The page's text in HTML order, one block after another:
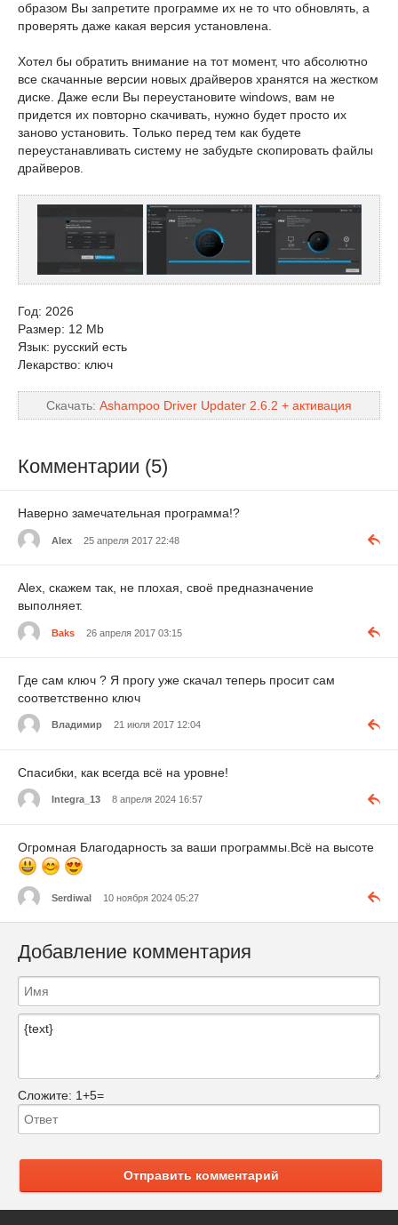
образом Вы запретите программе их не то что обновлять, а
проверять даже какая версия установлена.
Хотел бы обратить внимание на тот момент, что абсолютно
все скачанные версии новых драйверов хранятся на жестком
диске. Даже если Вы переустановите windows, вам не
придется их повторно скачивать, нужно будет просто их
заново установить. Только перед тем как будете
переустанавливать систему не забудьте скопировать файлы
драйверов.
Год: 2026
Размер: 12 Mb
Язык: русский есть
Лекарство: ключ
Скачать: Ashampoo Driver Updater 2.6.2 + активация
Комментарии (5)
Наверно замечательная программа!?
Alex 25 апреля 2017 22:48
Alex, скажем так, не плохая, своё предназначение
выполняет.
Baks 26 апреля 2017 03:15
Где сам ключ ? Я прогу уже скачал теперь просит сам
соответственно ключ
Владимир 21 июля 2017 12:04
Спасибки, как всегда всё на уровне!
Integra_13 8 апреля 2024 16:57
Огромная Благодарность за ваши программы.Всё на высоте
Serdiwal 10 ноября 2024 05:27
Добавление комментария
Сложите: 1+5=
Отправить комментарий